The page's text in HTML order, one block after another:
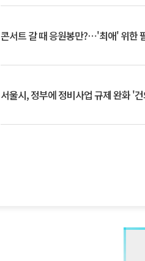
콘서트 갈 때 응원봉만?⋯'최애' 위한
서울시, 정부에 정비사업 규제 완화 '